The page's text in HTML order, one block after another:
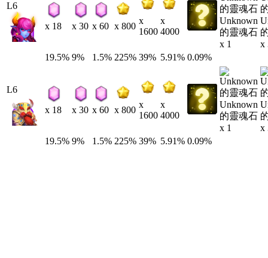
L6
x 18 x 30 x 60 x 800
x
1600
x
4000
Unknown
的靈魂石
x 1
x
19.5% 9% 1.5% 225% 39% 5.91% 0.09%
L6
x 18 x 30 x 60 x 800
x
1600
x
4000
Unknown
的靈魂石
x 1
x
19.5% 9% 1.5% 225% 39% 5.91% 0.09%